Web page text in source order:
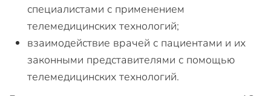
специалистами с применением
телемедицинских технологий;
взаимодействие врачей с пациентами и их
законными представителями с помощью
телемедицинских технологий.